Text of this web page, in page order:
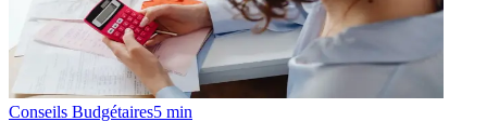
Conseils Budgétaires5 min